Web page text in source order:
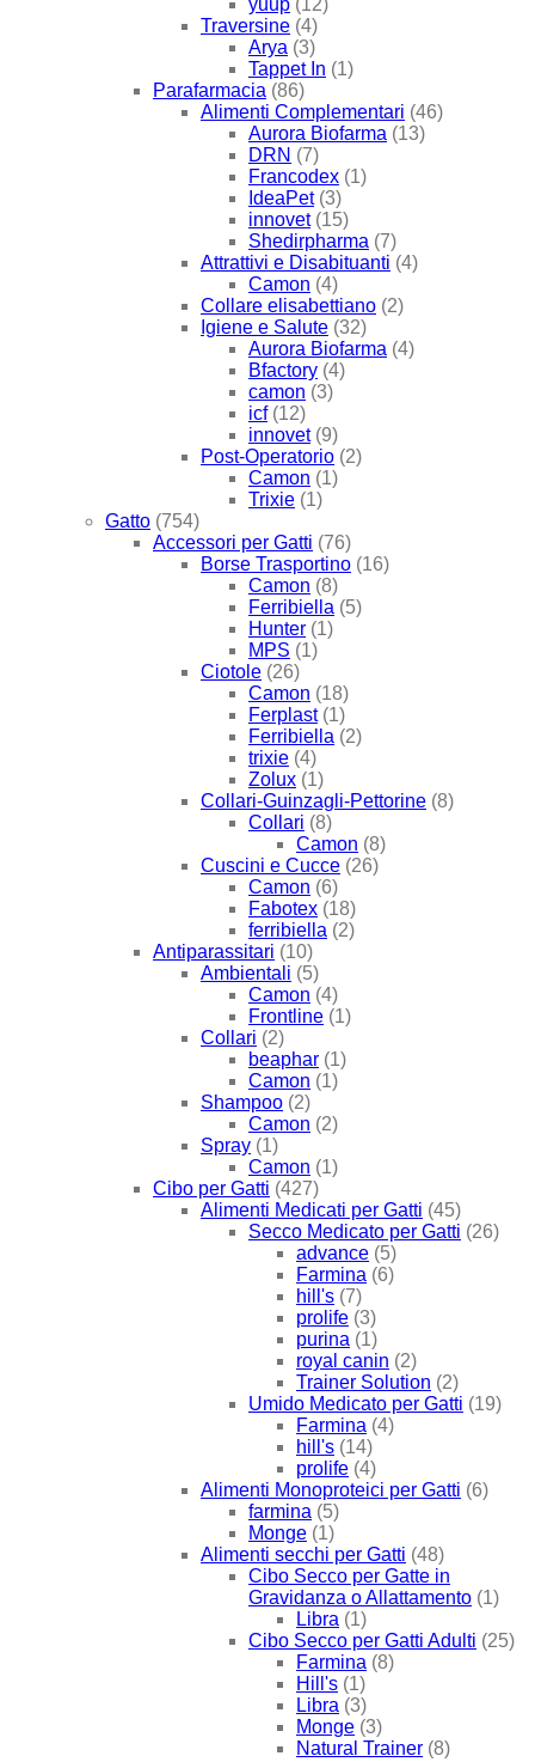
yuup (12)
Traversine (4)
Arya (3)
Tappet In (1)
Parafarmacia (86)
Alimenti Complementari (46)
Aurora Biofarma (13)
DRN (7)
Francodex (1)
IdeaPet (3)
innovet (15)
Shedirpharma (7)
Attrattivi e Disabituanti (4)
Camon (4)
Collare elisabettiano (2)
Igiene e Salute (32)
Aurora Biofarma (4)
Bfactory (4)
camon (3)
icf (12)
innovet (9)
Post-Operatorio (2)
Camon (1)
Trixie (1)
Gatto (754)
Accessori per Gatti (76)
Borse Trasportino (16)
Camon (8)
Ferribiella (5)
Hunter (1)
MPS (1)
Ciotole (26)
Camon (18)
Ferplast (1)
Ferribiella (2)
trixie (4)
Zolux (1)
Collari-Guinzagli-Pettorine (8)
Collari (8)
Camon (8)
Cuscini e Cucce (26)
Camon (6)
Fabotex (18)
ferribiella (2)
Antiparassitari (10)
Ambientali (5)
Camon (4)
Frontline (1)
Collari (2)
beaphar (1)
Camon (1)
Shampoo (2)
Camon (2)
Spray (1)
Camon (1)
Cibo per Gatti (427)
Alimenti Medicati per Gatti (45)
Secco Medicato per Gatti (26)
advance (5)
Farmina (6)
hill's (7)
prolife (3)
purina (1)
royal canin (2)
Trainer Solution (2)
Umido Medicato per Gatti (19)
Farmina (4)
hill's (14)
prolife (4)
Alimenti Monoproteici per Gatti (6)
farmina (5)
Monge (1)
Alimenti secchi per Gatti (48)
Cibo Secco per Gatte in
Gravidanza o Allattamento (1)
Libra (1)
Cibo Secco per Gatti Adulti (25)
Farmina (8)
Hill's (1)
Libra (3)
Monge (3)
Natural Trainer (8)